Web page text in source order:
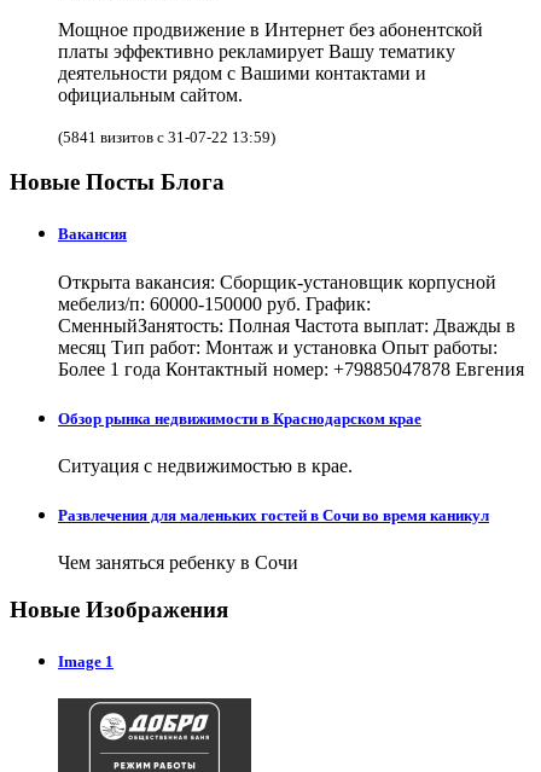
Мощное продвижение в Интернет без абонентской
платы эффективно рекламирует Вашу тематику
деятельности рядом с Вашими контактами и
официальным сайтом.
(5841 визитов с 31-07-22 13:59)
Новые Посты Блога
Вакансия
Открыта вакансия: Сборщик-установщик корпусной
мебелиз/п: 60000-150000 руб. График:
СменныйЗанятость: Полная Частота выплат: Дважды в
месяц Тип работ: Монтаж и установка Опыт работы:
Более 1 года Контактный номер: +79885047878 Евгения
Обзор рынка недвижимости в Краснодарском крае
Ситуация с недвижимостью в крае.
Развлечения для маленьких гостей в Сочи во время каникул
Чем заняться ребенку в Сочи
Новые Изображения
Image 1